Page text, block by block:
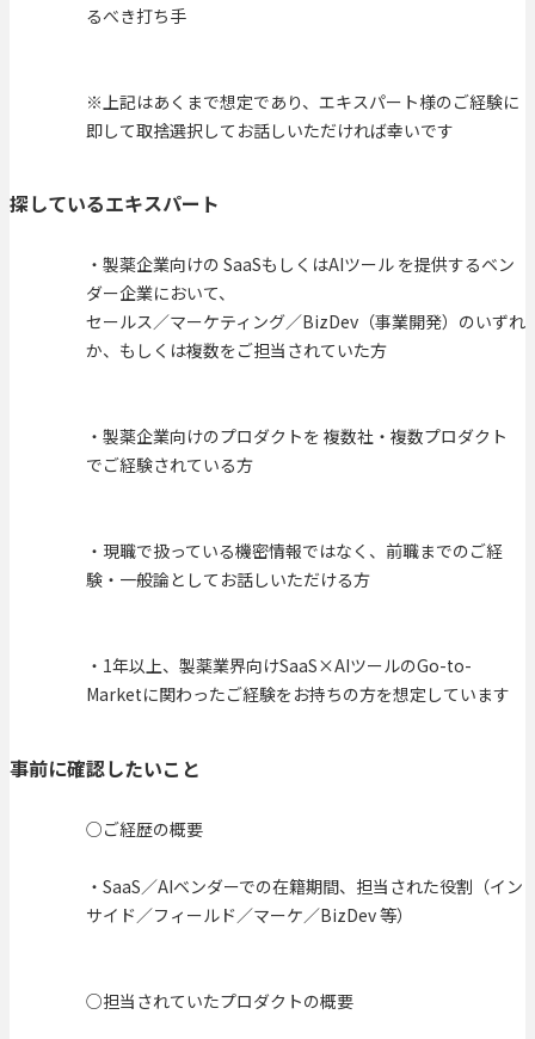
るべき打ち手
※上記はあくまで想定であり、エキスパート様のご経験に
即して取捨選択してお話しいただければ幸いです
探しているエキスパート
・製薬企業向けの SaaSもしくはAIツール を提供するベン
ダー企業において、
セールス／マーケティング／BizDev（事業開発）のいずれ
か、もしくは複数をご担当されていた方
・製薬企業向けのプロダクトを 複数社・複数プロダクト
でご経験されている方
・現職で扱っている機密情報ではなく、前職までのご経
験・一般論としてお話しいただける方
・1年以上、製薬業界向けSaaS×AIツールのGo-to-
Marketに関わったご経験をお持ちの方を想定しています
事前に確認したいこと
○ご経歴の概要
・SaaS／AIベンダーでの在籍期間、担当された役割（イン
サイド／フィールド／マーケ／BizDev 等）
○担当されていたプロダクトの概要